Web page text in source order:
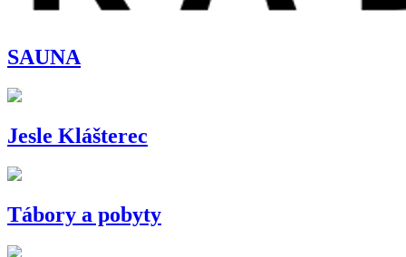
SAUNA
Jesle Klášterec
Tábory a pobyty